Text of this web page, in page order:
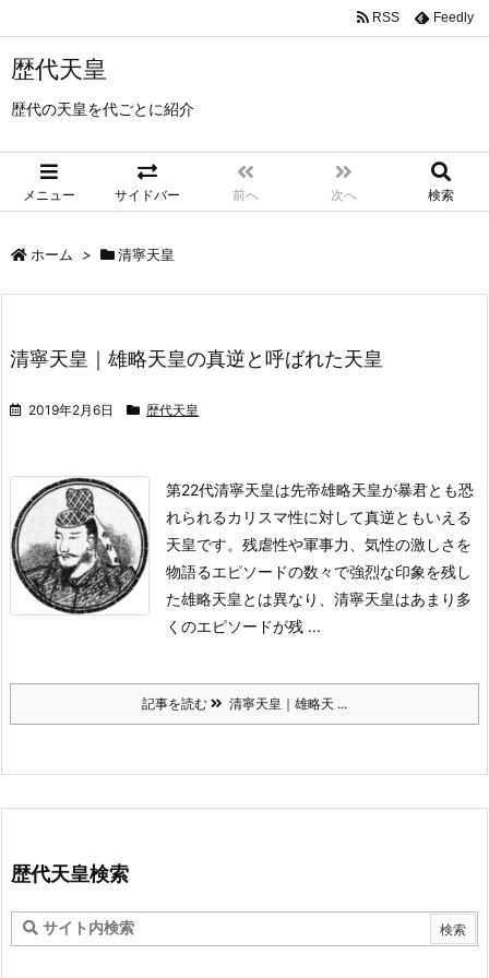
歴代天皇
歴代の天皇を代ごとに紹介
メニュー サイドバー 前へ 次へ 検索
RSS Feedly
ホーム > 清寧天皇
清寧天皇｜雄略天皇の真逆と呼ばれた天皇
2019年2月6日 歴代天皇
第22代清寧天皇は先帝雄略天皇が暴君とも恐
れられるカリスマ性に対して真逆ともいえる
天皇です。 残虐性や軍事力、気性の激しさを
物語るエピソードの数々で強烈な印象を残し
た雄略天皇とは異なり、清寧天皇はあまり多
くのエピソードが残 ...
記事を読む 清寧天皇｜雄略天 ...
歴代天皇検索